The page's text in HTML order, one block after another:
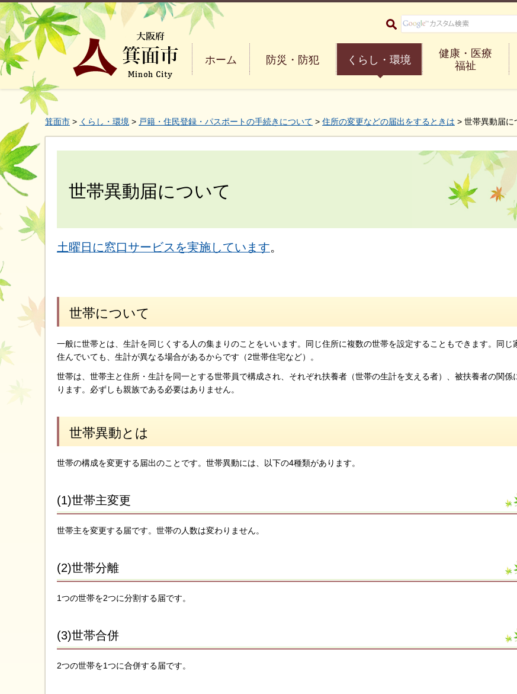
大阪府箕面市 Minoh City
ホーム 防災・防犯 くらし・環境
健康・医療
福祉
箕面市 > くらし・環境 > 戸籍・住民登録・パスポートの手続きについて > 住所の変更などの届出をするときは > 世帯異動届に
世帯異動届について
土曜日に窓口サービスを実施しています。
世帯について
一般に世帯とは、生計を同じくする人の集まりのことをいいます。同じ住所に複数の世帯を設定することもできます。同じ
住んでいても、生計が異なる場合があるからです（2世帯住宅など）。
世帯は、世帯主と住所・生計を同一とする世帯員で構成され、それぞれ扶養者（世帯の生計を支える者）、被扶養者の関係
ります。必ずしも親族である必要はありません。
世帯異動とは
世帯の構成を変更する届出のことです。世帯異動には、以下の4種類があります。
(1)世帯主変更
世帯主を変更する届です。世帯の人数は変わりません。
(2)世帯分離
1つの世帯を2つに分割する届です。
(3)世帯合併
2つの世帯を1つに合併する届です。